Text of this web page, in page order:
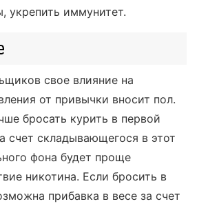
укрепить иммунитет.
свое влияние на
от привычки вносит пол.
бросать курить в первой
счет складывающегося в этот
фона будет проще
никотина. Если бросить в
прибавка в весе за счет